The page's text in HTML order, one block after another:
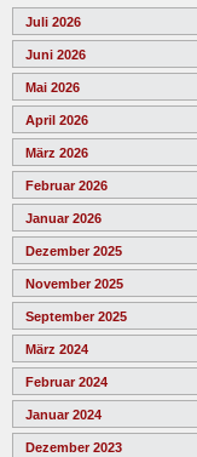
Juli 2026
Juni 2026
Mai 2026
April 2026
März 2026
Februar 2026
Januar 2026
Dezember 2025
November 2025
September 2025
März 2024
Februar 2024
Januar 2024
Dezember 2023